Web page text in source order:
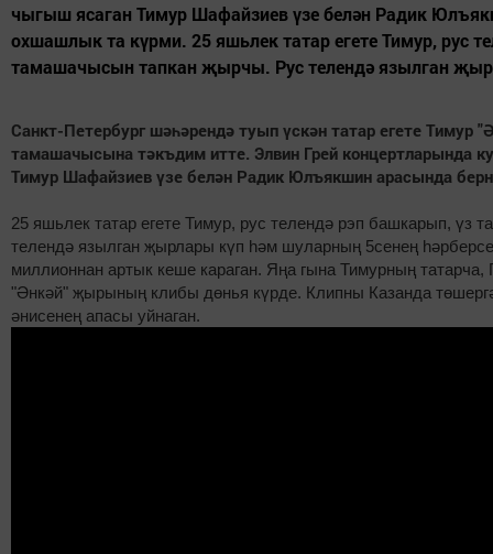
чыгыш ясаган Тимур Шафайзиев үзе белән Радик
охшашлык та күрми. 25 яшьлек татар егете Тимур, рус
тамашачысын тапкан җырчы. Рус телендә язылган
Санкт-Петербург шәһәрендә туып үскән татар егете Тимур
тамашачысына тәкъдим итте. Элвин Грей концертларында
Тимур Шафайзиев үзе белән Радик Юлъякшин арасында
25 яшьлек татар егете Тимур, рус телендә рэп башкарып, үз
телендә язылган җырлары күп һәм шуларның 5сенең
миллионнан артык кеше караган. Яңа гына Тимурның татарча,
"Әнкәй" җырының клибы дөнья күрде. Клипны Казанда
әнисенең апасы уйнаган.